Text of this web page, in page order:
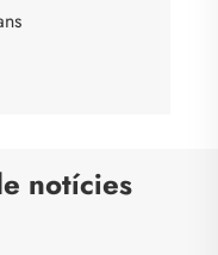
notícies